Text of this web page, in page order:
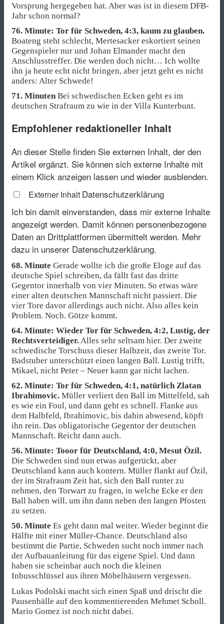
Vorsprung hergegeben hat. Aber was ist in diesem DFB-
Jahr schon normal?
76. Minute: Tor für Schweden, 4:3, kaum zu glauben.
Boateng steht schlecht, Mertesacker eskortiert seinen
Gegenspieler nur und Johan Elmander macht den
Anschlusstreffer. Die werden doch nicht… Ich wollte
ihn ja heute echt nicht bringen, aber jetzt geht es nicht
anders: Alter Schwede!
71. MinutenBei schwedischen Ecken geht es im
deutschen Strafraum zu wie in der Villa Kunterbunt.
Empfohlener redaktioneller Inhalt
An dieser Stelle finden Sie externen Inhalt, der den
Artikel ergänzt. Sie können sich externe Inhalte mit
einem Klick anzeigen lassen und wieder ausblenden.
Externer Inhalt Datenschutzerklärung
Ich bin damit einverstanden, dass mir externe Inhalte
angezeigt werden. Damit können personenbezogene
Daten an Drittplattformen übermittelt werden. Mehr
dazu in unserer Datenschutzerklärung.
68. Minute Gerade wollte ich die große Eloge auf das
deutsche Spiel schreiben, da fällt fast das dritte
Gegentor innerhalb von vier Minuten. So etwas wäre
einer alten deutschen Mannschaft nicht passiert. Die
vier Tore davor allerdings auch nicht. Also alles kein
Problem. Noch. Götze kommt.
64. Minute: Wieder Tor für Schweden, 4:2, Lustig, der
Rechtsverteidiger. Alles sehr seltsam hier. Der zweite
schwedische Torschuss dieser Halbzeit, das zweite Tor.
Badstuber unterschützt einen langen Ball. Lustig trifft,
Mikael, nicht Peter – Neuer kann gar nicht lachen.
62. Minute: Tor für Schweden, 4:1, natürlich Zlatan
Ibrahimovic. Müller verliert den Ball im Mittelfeld, sah
es wie ein Foul, und dann geht es schnell. Flanke aus
dem Halbfeld, Ibrahimovic, bis dahin abwesend, köpft
ihn rein. Das obligatorische Gegentor der deutschen
Mannschaft. Reicht dann auch.
56. Minute: Tooor für Deutschland, 4:0, Mesut Özil.
Die Schweden sind nun etwas aufgerückt, aber
Deutschland kann auch kontern. Müller flankt auf Özil,
der im Strafraum Zeit hat, sich den Ball runter zu
nehmen, den Torwart zu fragen, in welche Ecke er den
Ball haben will, um ihn dann neben den langen Pfosten
zu setzen.
50. Minute Es geht dann mal weiter. Wieder beginnt die
Hälfte mit einer Müller-Chance. Deutschland also
bestimmt die Partie, Schweden sucht noch immer nach
der Aufbauanleitung für das eigene Spiel. Und dann
haben sie scheinbar auch noch die kleinen
Inbusschlüssel aus ihren Möbelhäusern vergessen.
Lukas Podolski macht sich einen Spaß und drischt die
Pausenbälle auf den kommentierenden Mehmet Scholl.
Mario Gomez ist noch nicht dabei.